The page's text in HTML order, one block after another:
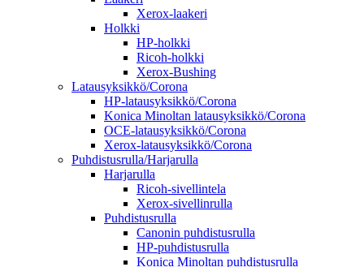
Xerox-laakeri
Holkki
HP-holkki
Ricoh-holkki
Xerox-Bushing
Latausyksikkö/Corona
HP-latausyksikkö/Corona
Konica Minoltan latausyksikkö/Corona
OCE-latausyksikkö/Corona
Xerox-latausyksikkö/Corona
Puhdistusrulla/Harjarulla
Harjarulla
Ricoh-sivellintela
Xerox-sivellinrulla
Puhdistusrulla
Canonin puhdistusrulla
HP-puhdistusrulla
Konica Minoltan puhdistusrulla